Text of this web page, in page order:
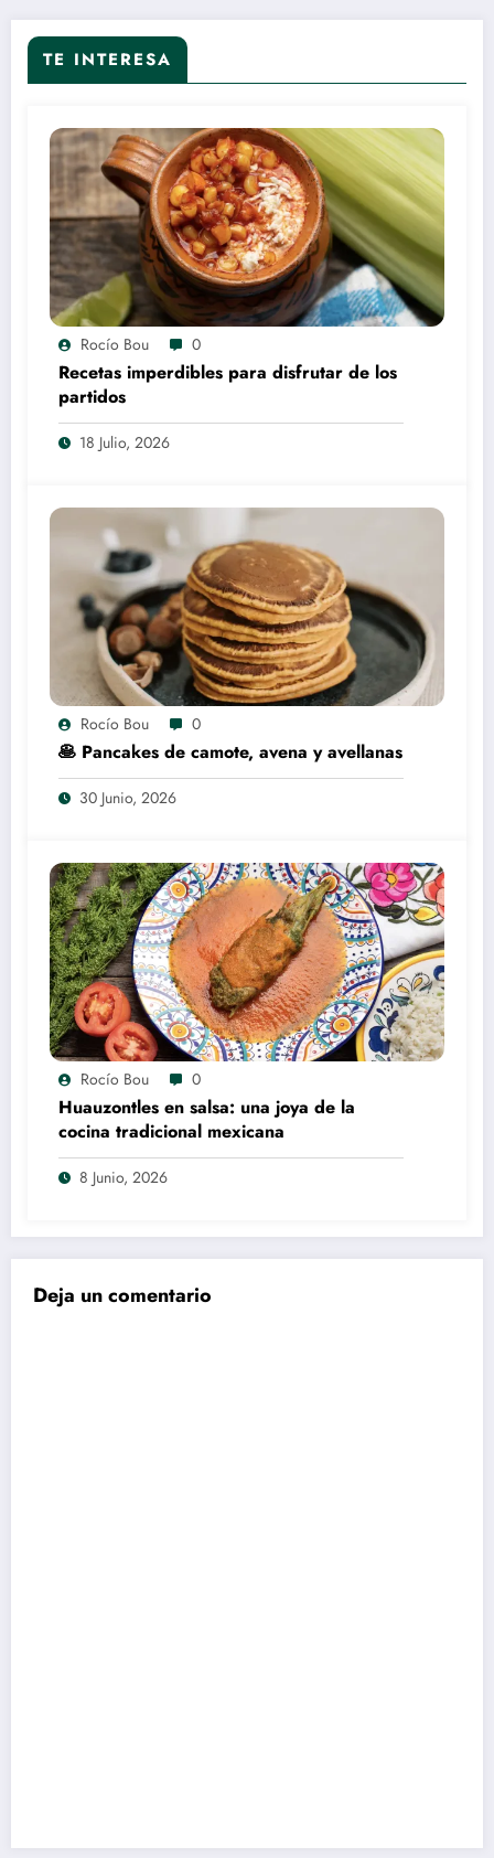
TE INTERESA
Rocío Bou 0
Recetas imperdibles para disfrutar de los
partidos
18 Julio, 2026
Rocío Bou 0
🥞 Pancakes de camote, avena y avellanas
30 Junio, 2026
Rocío Bou 0
Huauzontles en salsa: una joya de la
cocina tradicional mexicana
8 Junio, 2026
Deja un comentario